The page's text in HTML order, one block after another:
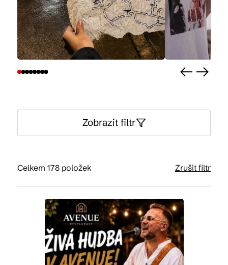
Kam vyrazit
Zobrazit filtr
Celkem 178 položek Zrušit filtr